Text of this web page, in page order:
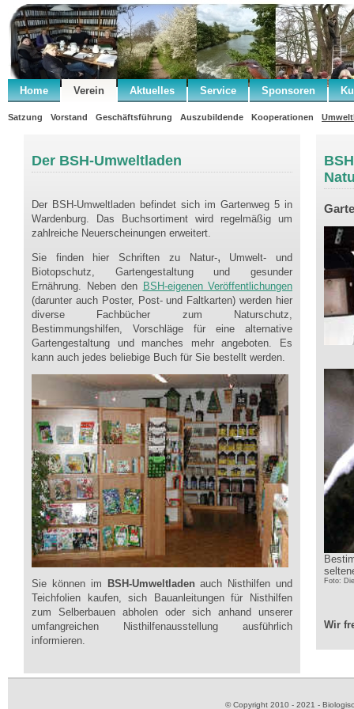
Home Verein Aktuelles Service Sponsoren
Satzung Vorstand Geschäftsführung Auszubildende Kooperationen
Der BSH-Umweltladen
Der BSH-Umweltladen befindet sich im Gartenweg 5 in
Wardenburg. Das Buchsortiment wird regelmäßig um
zahlreiche Neuerscheinungen erweitert.
Sie finden hier Schriften zu Natur-,
Umwelt- und
Biotopschutz, Gartengestaltung und gesunder
Ernährung. Neben den BSH-eigenen Veröffentlichungen
(darunter auch Poster, Post- und Faltkarten) werden hier
diverse Fachbücher zum Naturschutz,
Bestimmungshilfen, Vorschläge für eine alternative
Gartengestaltung und manches mehr angeboten. Es
kann auch jedes beliebige Buch für Sie bestellt werden.
Sie können im BSH-Umweltladen auch Nisthilfen und
Teichfolien kaufen, sich Bauanleitungen für Nisthilfen
zum Selberbauen abholen oder sich anhand unserer
umfangreichen Nisthilfenausstellung ausführlich
informieren.
Foto:
Wir
© Copyright 2010 - 2021 -